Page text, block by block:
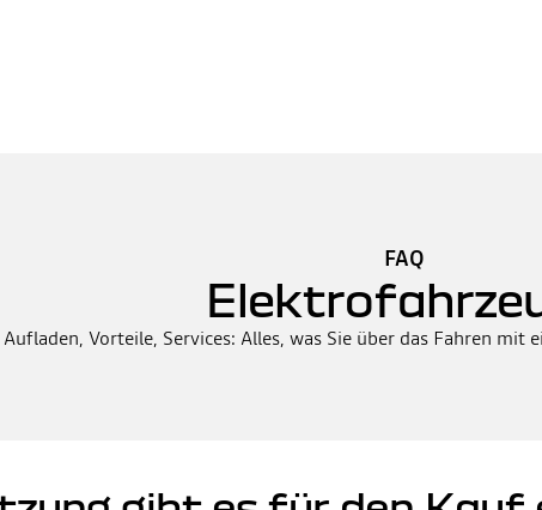
FAQ
Vorteile, Services: Alles, was Sie über das Fahren mit